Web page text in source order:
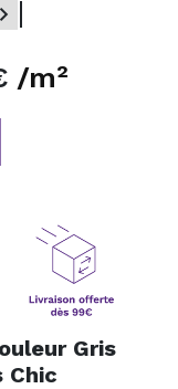

/m²
Gris
Chic